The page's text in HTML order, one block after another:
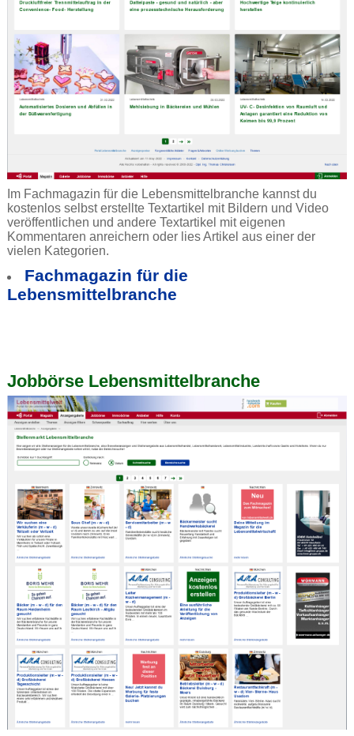
Im Fachmagazin für die Lebensmittelbranche kannst du
kostenlos selbst erstellte Textartikel mit Bildern und Video
veröffentlichen und andere Textartikel mit eigenen
Kommentaren anreichern oder lies Artikel aus einer der
vielen Kategorien.
Fachmagazin für die
Lebensmittelbranche
Jobbörse Lebensmittelbranche